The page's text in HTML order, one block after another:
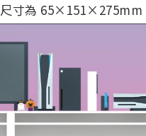
寸為 65×151×275mm